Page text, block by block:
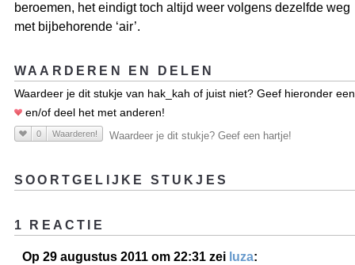
beroemen, het eindigt toch altijd weer volgens dezelfde weg
met bijbehorende ‘air’.
WAARDEREN EN DELEN
Waardeer je dit stukje van hak_kah of juist niet? Geef hieronder een
en/of deel het met anderen!
0 Waarderen! Waardeer je dit stukje? Geef een hartje!
SOORTGELIJKE STUKJES
1 REACTIE
Op 29 augustus 2011 om 22:31 zei luza: